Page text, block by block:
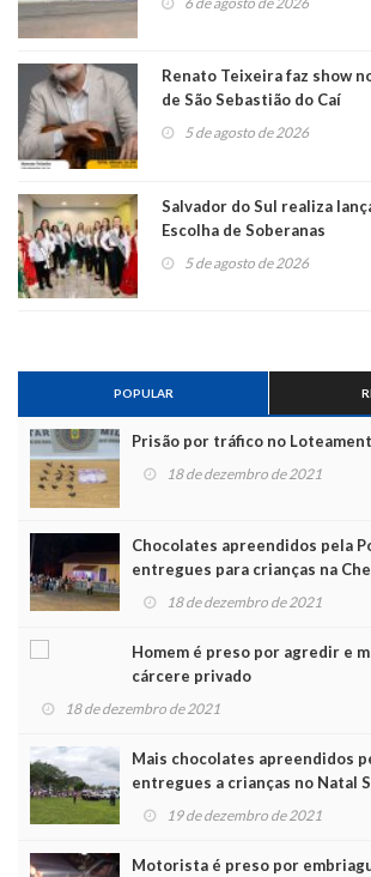
Renato Teixeira faz show
de São Sebastião do Caí
5 de agosto de 2026
Salvador do Sul realiza
Escolha de Soberanas
5 de agosto de 2026
POPULAR
Prisão por tráfico no
18 de dezembro de 2021
Chocolates apreendidos pela
entregues para crianças na
Noel
18 de dezembro de 2021
Homem é preso por agredir e
cárcere privado
18 de dezembro de 2021
Mais chocolates apreendidos
entregues a crianças no Natal
19 de dezembro de 2021
Motorista é preso por